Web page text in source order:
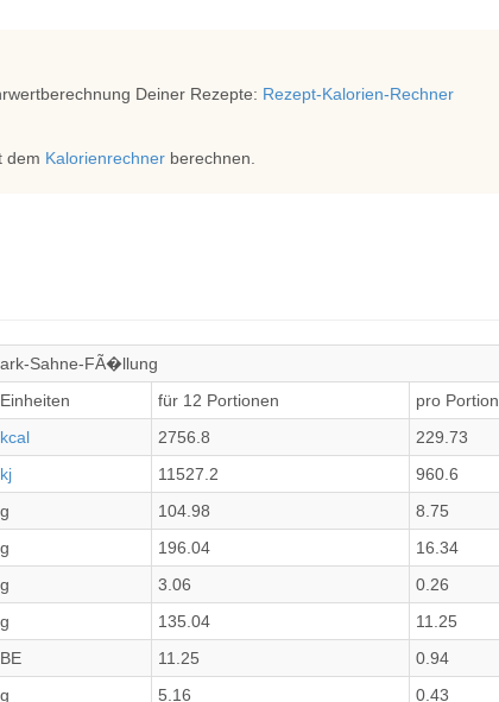
Deiner Rezepte: Rezept-Kalorien-Rechner
dem Kalorienrechner berechnen.
Sahne-FÃ�llung
Einheiten für 12 Portionen
pro Portion
kcal 2756.8
229.73
kj 11527.2
960.6
g 104.98
8.75
g 196.04
16.34
g 3.06
0.26
g 135.04
11.25
BE 11.25
0.94
g 5.16
0.43